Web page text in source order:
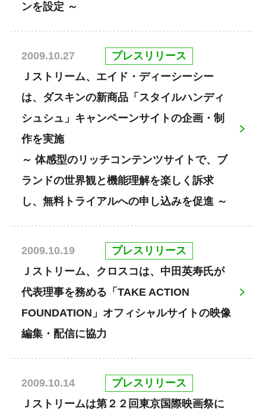
ンを設定 ～
2009.10.27
プレスリリース
Ｊストリーム、エイド・ディーシーシー
は、ダスキンの新商品「スタイルハンディ
シュシュ」キャンペーンサイトの企画・制
作を実施
～ 体感型のリッチコンテンツサイトで、ブ
ランドの世界観と機能理解を楽しく訴求
し、無料トライアルへの申し込みを促進 ～
2009.10.19
プレスリリース
Ｊストリーム、クロスコは、中田英寿氏が
代表理事を務める「TAKE ACTION
FOUNDATION」オフィシャルサイトの映像
編集・配信に協力
2009.10.14
プレスリリース
Ｊストリームは第２２回東京国際映画祭に